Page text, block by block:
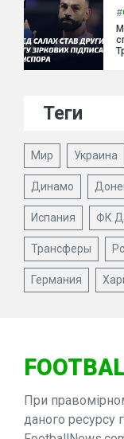
#
Теги
Мир Украина
Динамо
Испания ФК
Трансферы
Германия
При
даного ресурсу